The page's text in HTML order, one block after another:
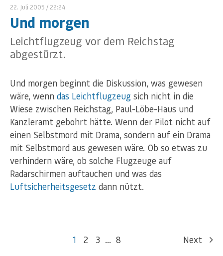
22. Juli 2005 / 22:24
Und morgen
Leichtflugzeug vor dem Reichstag
abgestürzt.
Und morgen beginnt die Diskussion, was gewesen
wäre, wenn das Leichtflugzeug sich nicht in die
Wiese zwischen Reichstag, Paul-Löbe-Haus und
Kanzleramt gebohrt hätte. Wenn der Pilot nicht auf
einen Selbstmord mit Drama, sondern auf ein Drama
mit Selbstmord aus gewesen wäre. Ob so etwas zu
verhindern wäre, ob solche Flugzeuge auf
Radarschirmen auftauchen und was das
Luftsicherheitsgesetz dann nützt.
1 2 3 … 8 Next